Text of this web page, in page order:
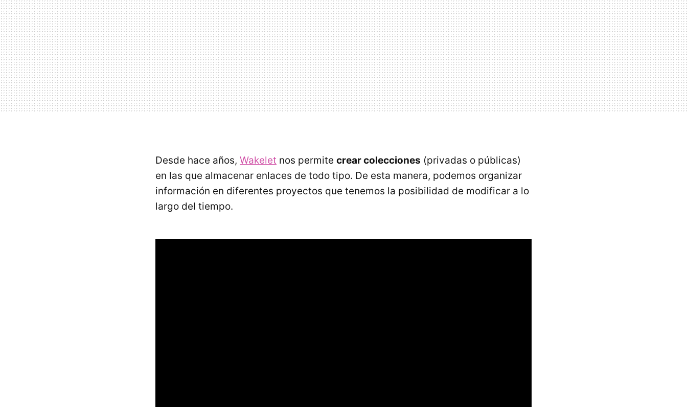
Desde hace años, Wakelet nos permite crear colecciones (privadas o públicas)
en las que almacenar enlaces de todo tipo. De esta manera, podemos organizar
información en diferentes proyectos que tenemos la posibilidad de modificar a lo
largo del tiempo.